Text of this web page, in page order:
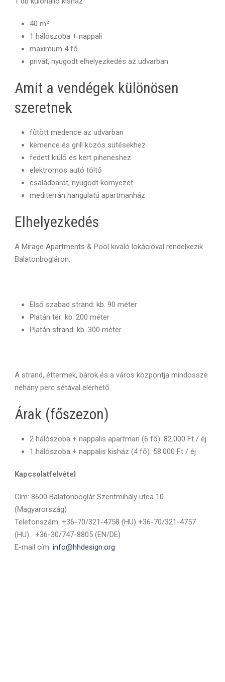
40 m²
1 hálószoba + nappali
maximum 4 fő
privát, nyugodt elhelyezkedés az udvarban
Amit a vendégek különösen
szeretnek
fűtött medence az udvarban
kemence és grill közös sütésekhez
fedett kiülő és kert pihenéshez
elektromos autó töltő
családbarát, nyugodt környezet
mediterrán hangulatú apartmanház
Elhelyezkedés
A Mirage Apartments & Pool kiváló lokációval rendelkezik
Balatonbogláron.
Első szabad strand: kb. 90 méter
Platán tér: kb. 200 méter
Platán strand: kb. 300 méter
A strand, éttermek, bárok és a város központja mindössze
néhány perc sétával elérhető.
Árak (főszezon)
2 hálószoba + nappalis apartman (6 fő): 82.000 Ft / éj
1 hálószoba + nappalis kisház (4 fő): 58.000 Ft / éj
Kapcsolatfelvétel
Cím: 8600 Balatonboglár Szentmihály utca 10.
(Magyarország)
Telefonszám: +36-70/321-4758 (HU) +36-70/321-4757
(HU) +36-30/747-8805 (EN/DE)
E-mail cím: info@hhdesign.org